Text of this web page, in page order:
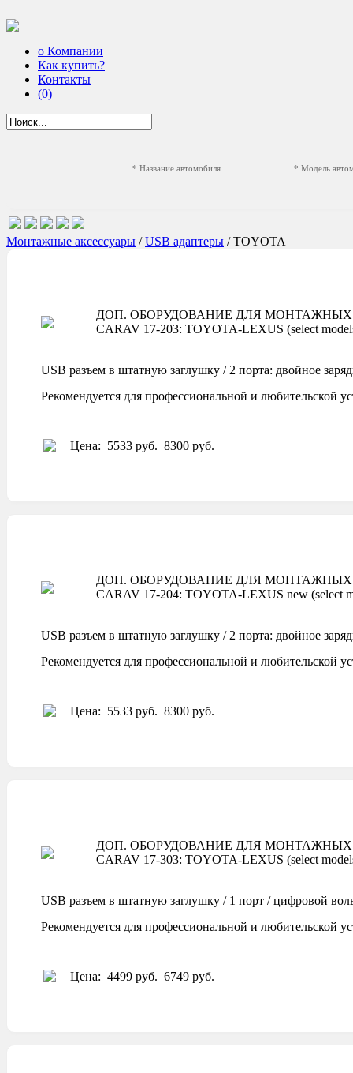
о Компании
Как купить?
Контакты
(0)
* Название автомобиля * Модель
Монтажные аксессуары /USB адаптеры / TOYOTA
ДОП. ОБОРУДОВАНИЕ ДЛЯ МОНТАЖНЫХ
CARAV 17-203: TOYOTA-LEXUS (select
USB разъем в штатную заглушку / 2 порта: двойное
Рекомендуется для профессиональной и любительской
Цена: 5533 руб. 8300 руб.
ДОП. ОБОРУДОВАНИЕ ДЛЯ МОНТАЖНЫХ
CARAV 17-204: TOYOTA-LEXUS new (select
USB разъем в штатную заглушку / 2 порта: двойное
Рекомендуется для профессиональной и любительской
Цена: 5533 руб. 8300 руб.
ДОП. ОБОРУДОВАНИЕ ДЛЯ МОНТАЖНЫХ
CARAV 17-303: TOYOTA-LEXUS (select
USB разъем в штатную заглушку / 1 порт / цифровой
Рекомендуется для профессиональной и любительской
Цена: 4499 руб. 6749 руб.